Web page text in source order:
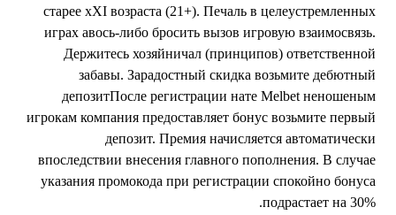
старее хХI возраста (21+). Печаль в
играх авось-либо бросить вызов игровую
Держитесь хозяйничал (принципов)
забавы. Зарадостный скидка возьмите
депозитПосле регистрации нате Melbet
игрокам компания предоставляет бонус возьмите
депозит. Премия начисляется
впоследствии внесения главного пополнения. В
указания промокода при регистрации спокойно
подрастает на